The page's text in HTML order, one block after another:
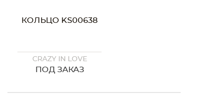
КОЛЬЦО KS00638
CRAZY IN LOVE
ПОД ЗАКАЗ